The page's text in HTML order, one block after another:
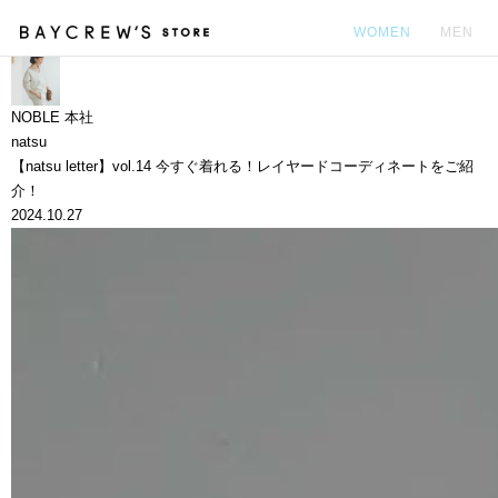
WOMEN MEN
NOBLE 本社
natsu
【natsu letter】vol.14 今すぐ着れる！レイヤードコーディネートをご紹
介！
2024.10.27